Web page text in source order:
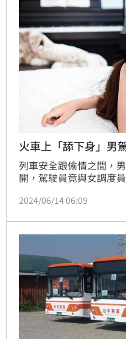
火車上「舔下身」男
列車安全跟偷情之間，
開，駕駛員竟與女調度
女調度員，兩人趁上班
雅照，事後2人還邊開
了根本查不到。不料元
訴，2次檢舉卻完全無下
2024/06/14 06:09